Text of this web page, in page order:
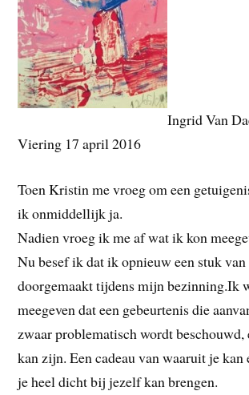
Ingrid Van
Viering 17 april 2016
Toen Kristin me vroeg om een
ik onmiddellijk ja.
Nadien vroeg ik me af wat ik kon
Nu besef ik dat ik opnieuw een stuk
doorgemaakt tijdens mijn bezinning.Ik
meegeven dat een gebeurtenis die
zwaar problematisch wordt beschouwd,
kan zijn. Een cadeau van waaruit je kan
je heel dicht bij jezelf kan brengen.